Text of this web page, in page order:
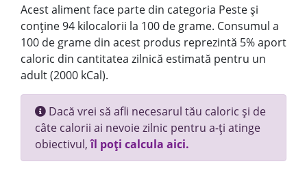
Acest aliment face parte din categoria Peste și
conține 94 kilocalorii la 100 de grame. Consumul a
100 de grame din acest produs reprezintă 5% aport
caloric din cantitatea zilnică estimată pentru un
adult (2000 kCal).
Dacă vrei să afli necesarul tău caloric și de
câte calorii ai nevoie zilnic pentru a-ți atinge
obiectivul,îl poți calcula aici.